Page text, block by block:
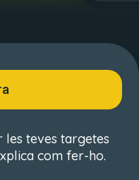
les teves targetes
com fer-ho.